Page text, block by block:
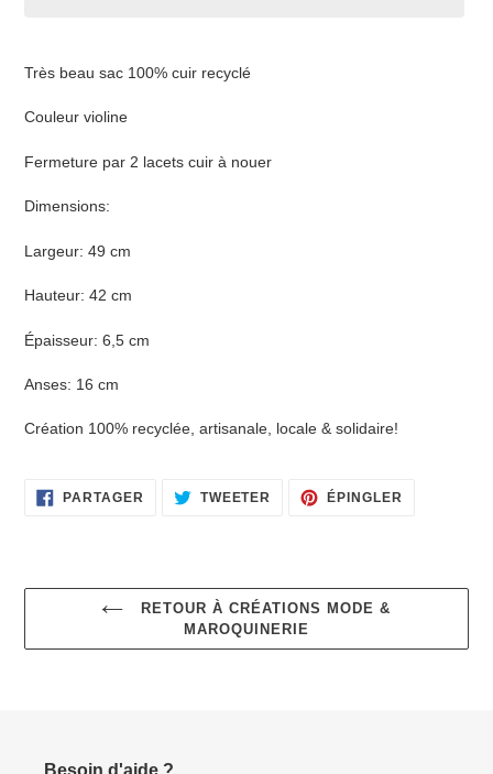
à
panier
Très beau sac 100% cuir recyclé
Couleur violine
Fermeture par 2 lacets cuir à nouer
Dimensions:
Largeur: 49 cm
Hauteur: 42 cm
Épaisseur: 6,5 cm
Anses: 16 cm
Création 100% recyclée, artisanale, locale & solidaire!
PARTAGER PARTAGER
SUR
TWEETER TWEETER
SUR
ÉPINGLER
RETOUR À CRÉATIONS MODE &
MAROQUINERIE